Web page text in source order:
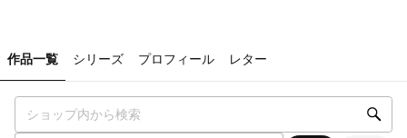
作品一覧 シリーズ プロフィール レター